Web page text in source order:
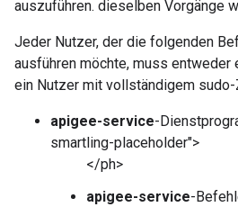
auszuführen. dieselben Vorgänge
Jeder Nutzer, der die folgenden
ausführen möchte, muss entweder
ein Nutzer mit vollständigem
apigee-service-
smartling-placeholder">
</ph>
apigee-service-